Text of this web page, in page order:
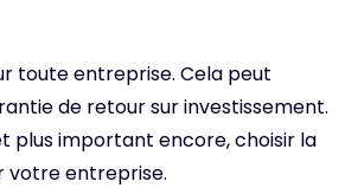
toute entreprise. Cela peut
de retour sur investissement.
plus important encore, choisir la
votre entreprise.